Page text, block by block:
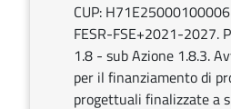
CUP:
FESR-FSE+2021-2027.
1.8 - sub Azione 1.8.3.
per il finanziamento di
progettuali finalizzate a